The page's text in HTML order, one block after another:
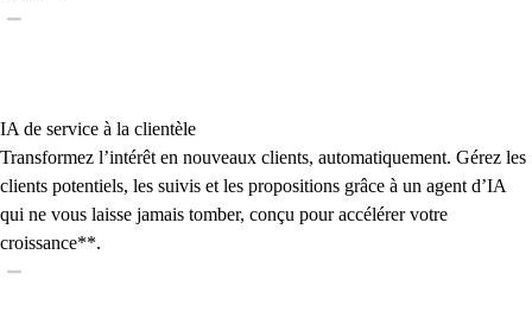
IA de service à la clientèle
Transformez l’intérêt en nouveaux clients, automatiquement. Gérez les
clients potentiels, les suivis et les propositions grâce à un agent d’IA
qui ne vous laisse jamais tomber, conçu pour accélérer votre
croissance**.